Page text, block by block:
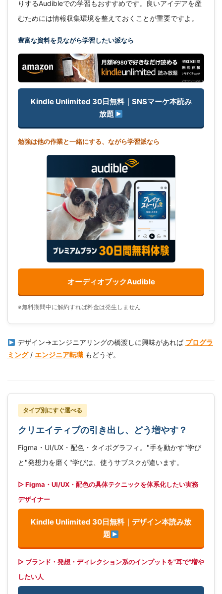
りするAudibleでの学習もおすすめです。良いアイデアを産
むためには情報収集環境を整えておくことが重要ですよ。
豊富な資料を見ながら学習したい派なら
Kindle Unlimited 30日無料｜SNSマーケ本読み
放題
勉強は他の作業と一緒にする、ながら学習派なら
オーディオブックAudible
※無料期間中に解約すれば料金は発生しません
デザイン→エンジニアリングの橋渡しに興味があれば プログラ
ミング/ エンジニア転職 もどうぞ。
タイプ別にすぐ選べる
クリエイティブの引き出し、どう増やす？
Figma・UI/UX・配色・タイポグラフィ。"手を動かす"学び
と"発想力を磨く"学びは、使うサブスクが違います。
▷ Figma・UI/UX・配色の具体テクニックを体系化したい実務
デザイナー
Kindle Unlimited 30日無料｜デザイン本読み放
題
▷ ブランド・発想・ディレクション系のインプットを"耳で"増や
したい人